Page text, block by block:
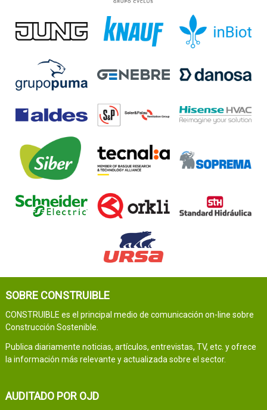
SOBRE CONSTRUIBLE
CONSTRUIBLE es el principal medio de comunicación on-line sobre
Construcción Sostenible.
Publica diariamente noticias, artículos, entrevistas, TV, etc. y ofrece
la información más relevante y actualizada sobre el sector.
AUDITADO POR OJD